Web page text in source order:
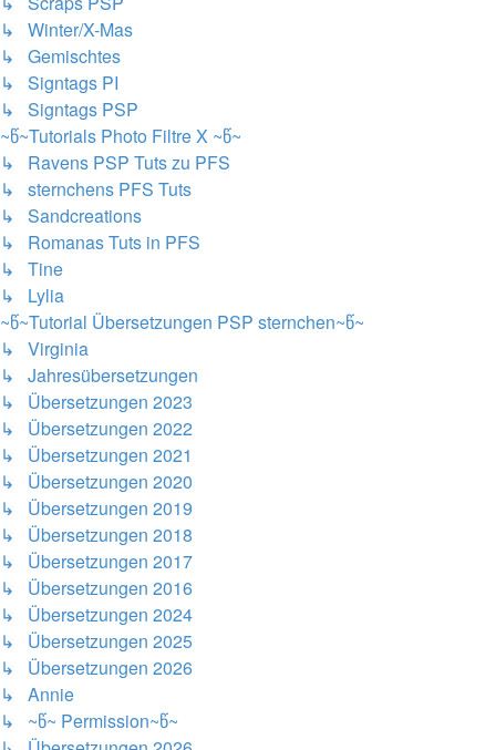
↳ Winter/X-Mas
↳ Gemischtes
↳ Signtags PI
↳ Signtags PSP
~წ~Tutorials Photo Filtre X ~წ~
↳ Ravens PSP Tuts zu PFS
↳ sternchens PFS Tuts
↳ Sandcreations
↳ Romanas Tuts in PFS
↳ Tine
↳ Lylia
~წ~Tutorial Übersetzungen PSP sternchen~წ~
↳ Virginia
↳ Jahresübersetzungen
↳ Übersetzungen 2023
↳ Übersetzungen 2022
↳ Übersetzungen 2021
↳ Übersetzungen 2020
↳ Übersetzungen 2019
↳ Übersetzungen 2018
↳ Übersetzungen 2017
↳ Übersetzungen 2016
↳ Übersetzungen 2024
↳ Übersetzungen 2025
↳ Übersetzungen 2026
↳ Annie
↳ ~წ~ Permission~წ~